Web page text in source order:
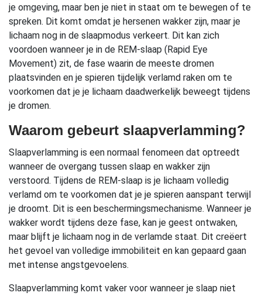
je omgeving, maar ben je niet in staat om te bewegen of te
spreken. Dit komt omdat je hersenen wakker zijn, maar je
lichaam nog in de slaapmodus verkeert. Dit kan zich
voordoen wanneer je in de REM-slaap (Rapid Eye
Movement) zit, de fase waarin de meeste dromen
plaatsvinden en je spieren tijdelijk verlamd raken om te
voorkomen dat je je lichaam daadwerkelijk beweegt tijdens
je dromen.
Waarom gebeurt slaapverlamming?
Slaapverlamming is een normaal fenomeen dat optreedt
wanneer de overgang tussen slaap en wakker zijn
verstoord. Tijdens de REM-slaap is je lichaam volledig
verlamd om te voorkomen dat je je spieren aanspant terwijl
je droomt. Dit is een beschermingsmechanisme. Wanneer je
wakker wordt tijdens deze fase, kan je geest ontwaken,
maar blijft je lichaam nog in de verlamde staat. Dit creëert
het gevoel van volledige immobiliteit en kan gepaard gaan
met intense angstgevoelens.
Slaapverlamming komt vaker voor wanneer je slaap niet